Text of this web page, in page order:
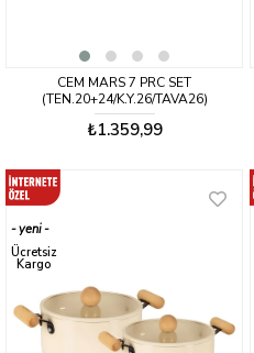
CEM MARS 7 PRC SET
(TEN.20+24/K.Y.26/TAVA26)
₺1.359,99
yeni
ürün
Ücretsiz
Kargo